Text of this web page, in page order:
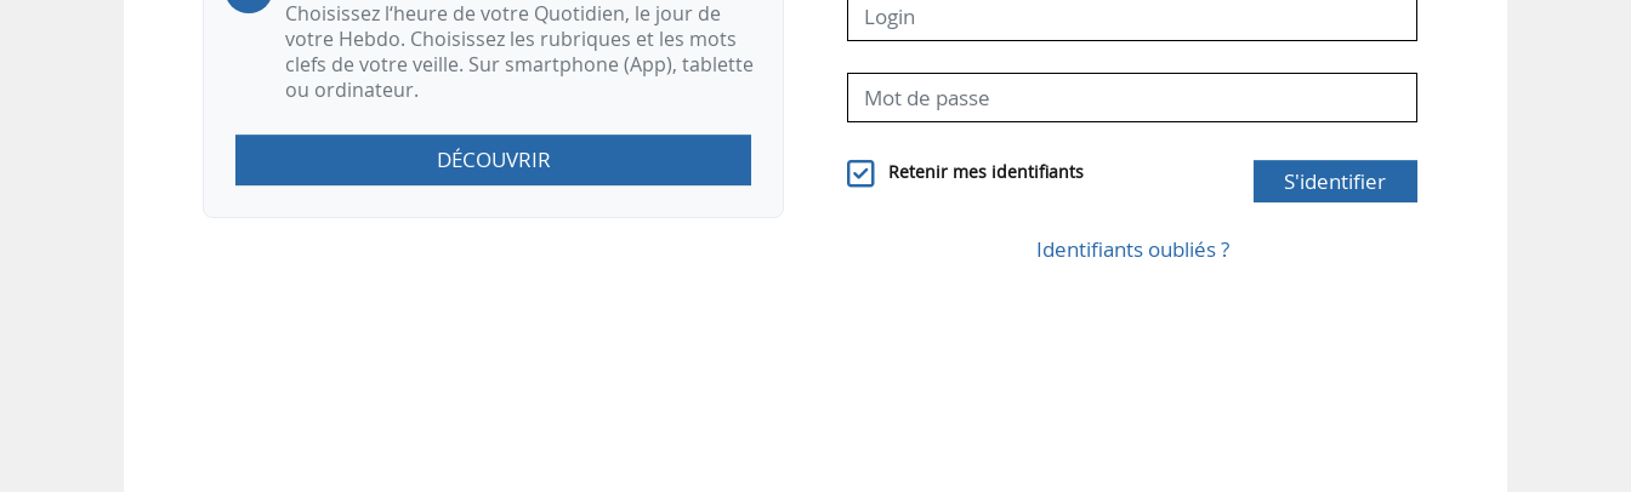
Choisissez l‘heure de votre Quotidien, le jour de
votre Hebdo. Choisissez les rubriques et les mots
clefs de votre veille. Sur smartphone (App), tablette
ou ordinateur.
DÉCOUVRIR Retenir mes identifiants S'identifier
Identifiants oubliés ?